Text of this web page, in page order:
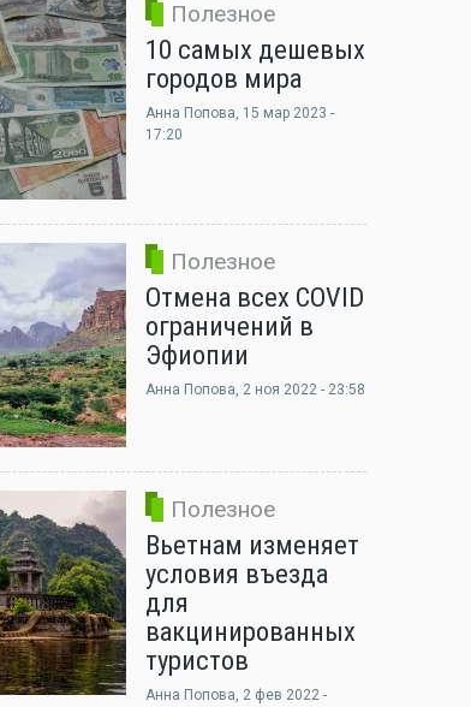
Полезное
10 самых дешевых
городов мира
Анна Попова, 15 мар 2023 -
17:20
Полезное
Отмена всех COVID
ограничений в
Эфиопии
Анна Попова, 2 ноя 2022 - 23:58
Полезное
Вьетнам изменяет
условия въезда
для
вакцинированных
туристов
Анна Попова, 2 фев 2022 -